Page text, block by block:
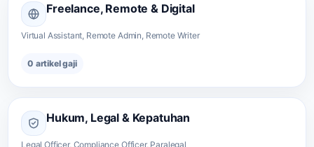
Freelance, Remote & Digital
Virtual Assistant, Remote Admin, Remote Writer
0 artikel gaji
Hukum, Legal & Kepatuhan
Legal Officer, Compliance Officer, Paralegal